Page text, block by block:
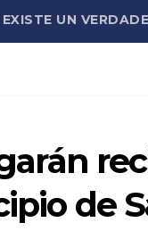
UN
de